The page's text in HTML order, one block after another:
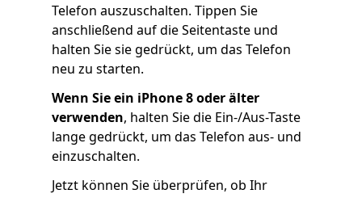
Telefon auszuschalten. Tippen Sie
anschließend auf die Seitentaste und
halten Sie sie gedrückt, um das Telefon
neu zu starten.
Wenn Sie ein iPhone 8 oder älter
verwenden, halten Sie die Ein-/Aus-Taste
lange gedrückt, um das Telefon aus- und
einzuschalten.
Jetzt können Sie überprüfen, ob Ihr